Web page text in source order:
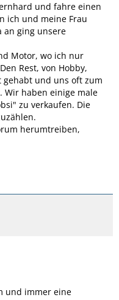
und fahre einen
ich und meine Frau
an ging unsere
Motor, wo ich nur
Rest, von Hobby,
gehabt und uns oft zum
Wir haben einige male
zu verkaufen. Die
herumtreiben,
und immer eine